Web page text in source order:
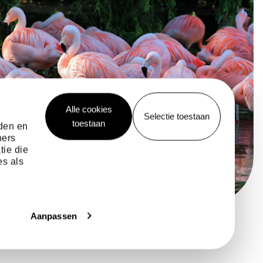
en
die
als
Aanpassen
Alle cookies
toestaan
Selectie toestaan